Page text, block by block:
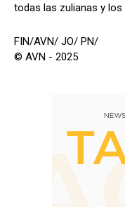
todas las zulianas y los
FIN/AVN/ JO/ PN/
© AVN - 2025